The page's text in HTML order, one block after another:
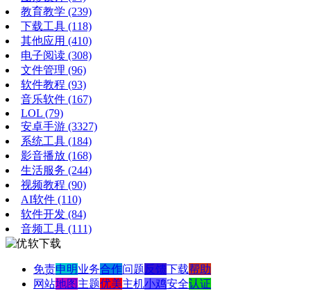
教育教学 (239)
下载工具 (118)
其他应用 (410)
电子阅读 (308)
文件管理 (96)
软件教程 (93)
音乐软件 (167)
LOL (79)
安卓手游 (3327)
系统工具 (184)
影音播放 (168)
生活服务 (244)
视频教程 (90)
AI软件 (110)
软件开发 (84)
音频工具 (111)
免责申明业务合作问题反馈下载帮助
网站地图 主题优美主机小鸡安全认证